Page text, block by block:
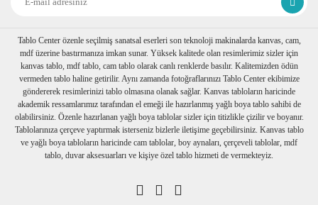
Tablo Center özenle seçilmiş sanatsal eserleri son teknoloji makinalarda kanvas, cam,
mdf üzerine bastırmanıza imkan sunar. Yüksek kalitede olan resimlerimiz sizler için
kanvas tablo, mdf tablo, cam tablo olarak canlı renklerde basılır. Kalitemizden ödün
vermeden tablo haline getirilir. Aynı zamanda fotoğraflarınızı Tablo Center ekibimize
göndererek resimlerinizi tablo olmasına olanak sağlar. Kanvas tabloların haricinde
akademik ressamlarımız tarafından el emeği ile hazırlanmış yağlı boya tablo sahibi de
olabilirsiniz. Özenle hazırlanan yağlı boya tablolar sizler için titizlikle çizilir ve boyanır.
Tablolarınıza çerçeve yaptırmak isterseniz bizlerle iletişime geçebilirsiniz. Kanvas tablo
ve yağlı boya tabloların haricinde cam tablolar, boy aynaları, çerçeveli tablolar, mdf
tablo, duvar aksesuarları ve kişiye özel tablo hizmeti de vermekteyiz.